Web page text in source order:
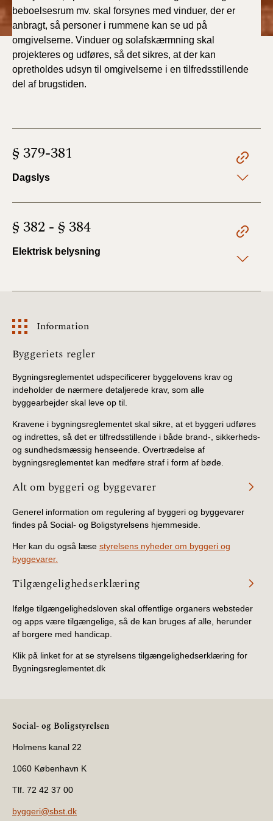
BR18 (1/1 - 30/6
2022)
BR18 (29/6 - 31/12
2021)
BR18 (1/7-31/12
2018)
BR18 (1/1-30/6
2018)
BR15 (2015-2018)
Tidligere BR (1961-
beboelsesrum mv. skal forsynes med vinduer, der er
anbragt, så personer i rummene kan se ud på
omgivelserne. Vinduer og solafskærmning skal
projekteres og udføres, så det sikres, at der kan
opretholdes udsyn til omgivelserne i en tilfredsstillende
del af brugstiden.
§ 379-381
Dagslys
§ 382 - § 384
Elektrisk belysning
Information
Information
Byggeriets regler
Bygningsreglementet udspecificerer byggelovens krav og
indeholder de nærmere detaljerede krav, som alle
byggearbejder skal leve op til.
Kravene i bygningsreglementet skal sikre, at et byggeri udføres
og indrettes, så det er tilfredsstillende i både brand-, sikkerheds-
og sundhedsmæssig henseende. Overtrædelse af
bygningsreglementet kan medføre straf i form af bøde.
Alt om byggeri og byggevarer
Generel information om regulering af byggeri og byggevarer
findes på Social- og Boligstyrelsens hjemmeside.
Her kan du også læse styrelsens nyheder om byggeri og
byggevarer.
Tilgængelighedserklæring
Ifølge tilgængelighedsloven skal offentlige organers websteder
og apps være tilgængelige, så de kan bruges af alle, herunder
af borgere med handicap.
Klik på linket for at se styrelsens tilgængelighedserklæring for
Bygningsreglementet.dk
Social- og Boligstyrelsen
Holmens kanal 22
1060 København K
Tlf. 72 42 37 00
byggeri@sbst.dk